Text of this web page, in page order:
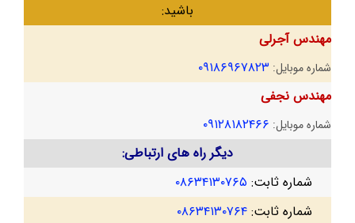
باشید:
مهندس آجرلی
شماره موبایل: ۰۹۱۸۶۹۶۷۸۲۳
مهندس نجفی
شماره موبایل: ۰۹۱۲۸۱۸۲۴۶۶
دیگر راه های ارتباطی:
شماره ثابت: ۰۸۶۳۴۱۳۰۷۶۵
شماره ثابت: ۰۸۶۳۴۱۳۰۷۶۴